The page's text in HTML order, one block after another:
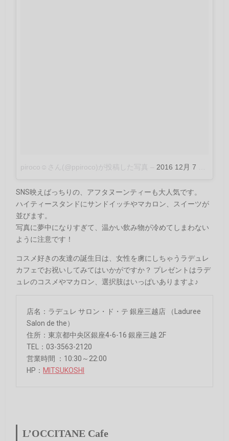
piroco☺︎さん(@ppiroco)が投稿した写真 – 2016 12月 7 5:42午前 PST
SNS映えばっちりの、アフタヌーンティーも大人気です。
ハイティースタンドにサンドイッチやマカロン、スイーツが
並びます。
写真に夢中になりすぎて、温かい飲み物が冷めてしまわない
ように注意です！
コスメ好きの友達の誕生日は、女性を虜にしちゃうラデュレ
カフェでお祝いしてみてはいかがですか？ プレゼントはラデ
ュレのコスメやマカロン、選択肢はいっぱいありますよ♪
店名：ラデュレ サロン・ド・テ 銀座三越店 （Laduree
Salon de the）
住所：東京都中央区銀座4-6-16 銀座三越 2F
TEL：03-3563-2120
営業時間 ：10:30～22:00
HP： MITSUKOSHI
L’OCCITANE Cafe